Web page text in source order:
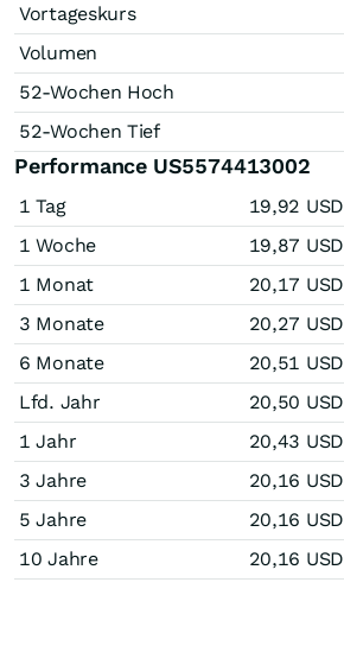
Vortageskurs
Volumen
52-Wochen Hoch
52-Wochen Tief
Performance US5574413002
1 Tag 19,92 USD
1 Woche
19,87 USD
1 Monat
20,17 USD
3 Monate
20,27 USD
6 Monate
20,51 USD
Lfd. Jahr
20,50 USD
1 Jahr
20,43 USD
3 Jahre
20,16 USD
5 Jahre
20,16 USD
10 Jahre
20,16 USD